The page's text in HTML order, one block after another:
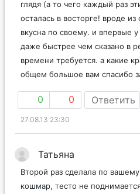
глядя (а то чего каждый раз
осталась в восторге! вроде
вкусна по своему. и впервые
даже быстрее чем сказано в
времени требуется. а какие
общем большое вам спасибо
0 0 Ответить
27.08.13 23:30
Татьяна
Второй раз сделала по
кошмар, тесто не